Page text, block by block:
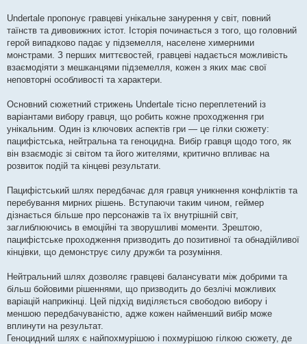
Undertale пропонує гравцеві унікальне занурення у світ, повний
таїнств та дивовижних істот. Історія починається з того, що головний
герой випадково падає у підземелля, населене химерними
монстрами. З перших миттєвостей, гравцеві надається можливість
взаємодіяти з мешканцями підземелля, кожен з яких має свої
неповторні особливості та характери.
Основний сюжетний стрижень Undertale тісно переплетений із
варіантами вибору гравця, що робить кожне проходження гри
унікальним. Один із ключових аспектів гри — це гілки сюжету:
пацифістська, нейтральна та геноцидна. Вибір гравця щодо того, як
він взаємодіє зі світом та його жителями, критично впливає на
розвиток подій та кінцеві результати.
Пацифістський шлях передбачає для гравця уникнення конфліктів та
перебування мирних рішень. Вступаючи таким чином, геймер
дізнається більше про персонажів та їх внутрішній світ,
заглиблюючись в емоційні та зворушливі моменти. Зрештою,
пацифістське проходження призводить до позитивної та обнадійливої
​​кінцівки, що демонструє силу дружби та розуміння.
Нейтральний шлях дозволяє гравцеві балансувати між добрими та
більш бойовими рішеннями, що призводить до безлічі можливих
варіацій наприкінці. Цей підхід виділяється свободою вибору і
меншою передбачуваністю, адже кожен найменший вибір може
вплинути на результат.
Геноцидний шлях є найпохмурішою і похмурішою гілкою сюжету, де